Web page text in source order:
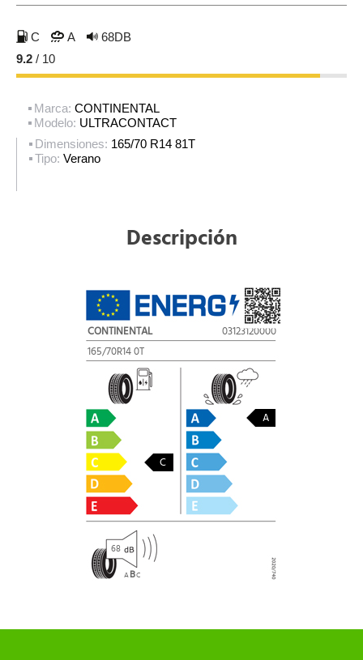
C A
68DB
9.2 / 10
Marca: CONTINENTAL
Modelo: ULTRACONTACT
Dimensiones: 165/70 R14 81T
Tipo: Verano
Descripción
CONTINENTAL
03123120000
165/70R14 0T
C
A
68
A BC